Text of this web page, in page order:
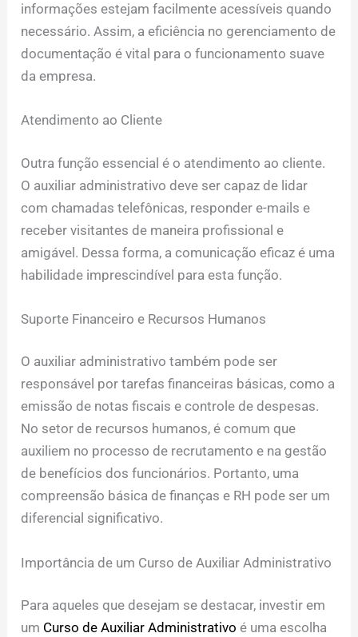
informações estejam facilmente acessíveis quando
necessário. Assim, a eficiência no gerenciamento de
documentação é vital para o funcionamento suave
da empresa.
Atendimento ao Cliente
Outra função essencial é o atendimento ao cliente.
O auxiliar administrativo deve ser capaz de lidar
com chamadas telefônicas, responder e-mails e
receber visitantes de maneira profissional e
amigável. Dessa forma, a comunicação eficaz é uma
habilidade imprescindível para esta função.
Suporte Financeiro e Recursos Humanos
O auxiliar administrativo também pode ser
responsável por tarefas financeiras básicas, como a
emissão de notas fiscais e controle de despesas.
No setor de recursos humanos, é comum que
auxiliem no processo de recrutamento e na gestão
de benefícios dos funcionários. Portanto, uma
compreensão básica de finanças e RH pode ser um
diferencial significativo.
Importância de um Curso de Auxiliar Administrativo
Para aqueles que desejam se destacar, investir em
um Curso de Auxiliar Administrativo é uma escolha